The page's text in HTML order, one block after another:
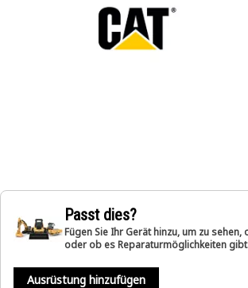
Passt dies?
Fügen Sie Ihr Gerät hinzu, um zu
oder ob es Reparaturmöglichkeiten
Ausrüstung hinzufügen